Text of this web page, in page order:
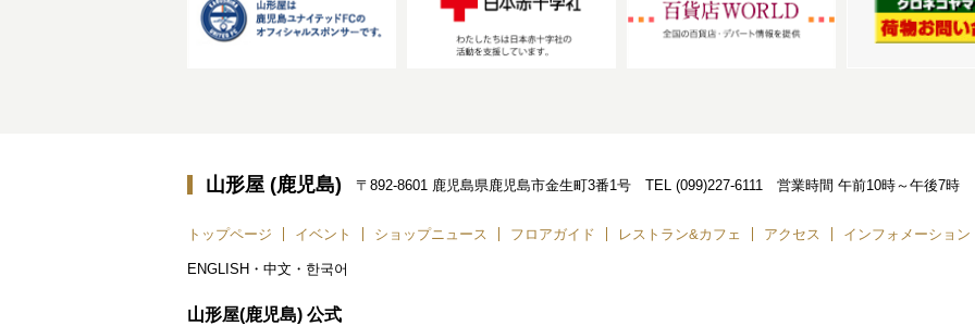
山形屋 (鹿児島) 〒892-8601 鹿児島県鹿児島市金生町3番1号 TEL (099)227-6111 営業時間 午前10時～午後7時
トップページ イベント ショップニュース フロアガイド レストラン&カフェ アクセス インフォメーション
ENGLISH・中文・한국어
山形屋(鹿児島) 公式